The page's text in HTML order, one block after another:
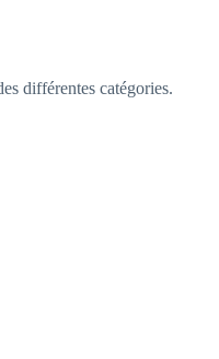
différentes catégories.